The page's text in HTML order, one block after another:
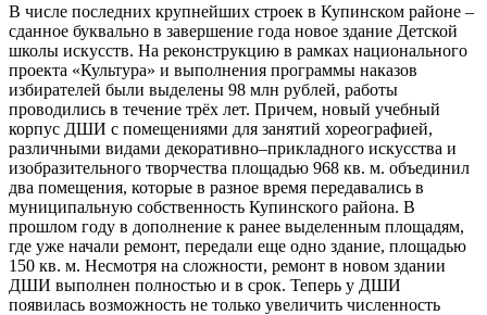
В числе последних крупнейших строек в Купинском районе –
сданное буквально в завершение года новое здание Детской
школы искусств. На реконструкцию в рамках национального
проекта «Культура» и выполнения программы наказов
избирателей были выделены 98 млн рублей, работы
проводились в течение трёх лет. Причем, новый учебный
корпус ДШИ с помещениями для занятий хореографией,
различными видами декоративно–прикладного искусства и
изобразительного творчества площадью 968 кв. м. объединил
два помещения, которые в разное время передавались в
муниципальную собственность Купинского района. В
прошлом году в дополнение к ранее выделенным площадям,
где уже начали ремонт, передали еще одно здание, площадью
150 кв. м. Несмотря на сложности, ремонт в новом здании
ДШИ выполнен полностью и в срок. Теперь у ДШИ
появилась возможность не только увеличить численность